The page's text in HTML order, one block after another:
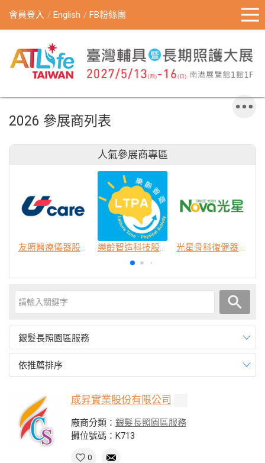
會員登入 English FB粉絲團
2026 參展商列表
人氣參展商專區
友照醫療儀器股份有限公司 樂齡智造科技股份有限公司 光星骨科復健器材股份有限公司
銀髮長照園區服務
依推薦排序
成昇實業股份有限公司
廠商分類： 銀髮長照園區服務
攤位號碼：K713
0